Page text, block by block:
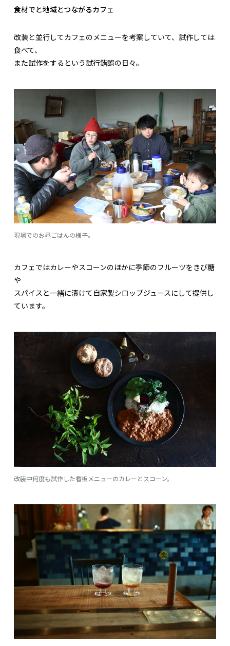
食材でと地域とつながるカフェ
改装と並行してカフェのメニューを考案していて、試作しては
食べて、
また試作をするという試行錯誤の日々。
現場でのお昼ごはんの様子。
カフェではカレーやスコーンのほかに季節のフルーツをきび糖
や
スパイスと一緒に漬けて自家製シロップジュースにして提供し
ています。
改装中何度も試作した看板メニューのカレーとスコーン。